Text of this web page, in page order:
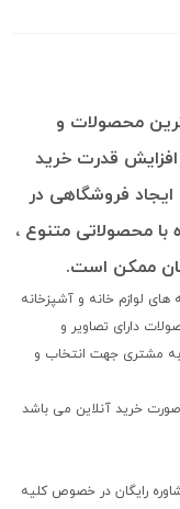
محصولات و
قدرت خرید
فروشگاهی در
محصولاتی متنوع ،
ممکن است.
های لوازم خانه و آشپزخانه
دارای تصاویر و
مشتری جهت انتخاب و
صورت خرید آنلاین می باشد
رایگان در خصوص کلیه